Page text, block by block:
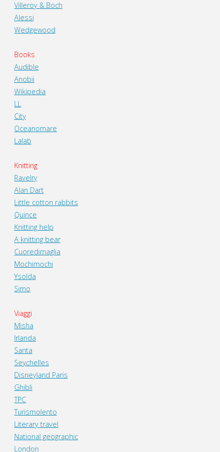
Villeroy & Boch
Alessi
Wedgewood
Books
Audible
Anobii
Wikipedia
LL
City
Oceanomare
Lalab
Knitting
Ravelry
Alan Dart
Little cotton rabbits
Quince
Knitting help
A knitting bear
Cuoredimaglia
Mochimochi
Ysolda
Simo
Viaggi
Misha
Irlanda
Santa
Seychelles
Disneyland Paris
Ghibli
TPC
Turismolento
Literary travel
National geographic
London